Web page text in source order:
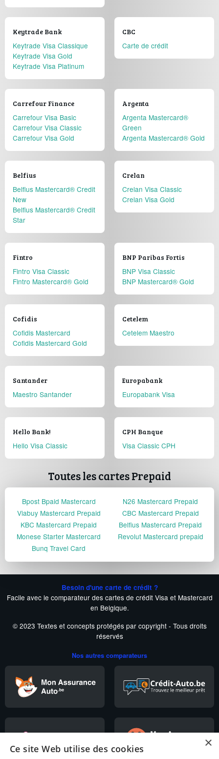
Keytrade Bank
Keytrade Visa Classique
Keytrade Visa Gold
Keytrade Visa Platinum
CBC
Carte de crédit
Carrefour Finance
Carrefour Visa Basic
Carrefour Visa Classic
Carrefour Visa Gold
Argenta
Argenta Mastercard®
Green
Argenta Mastercard® Gold
Belfius
Belfius Mastercard® Credit
New
Belfius Mastercard® Credit
Star
Crelan
Crelan Visa Classic
Crelan Visa Gold
Fintro
Fintro Visa Classic
Fintro Mastercard® Gold
BNP Paribas Fortis
BNP Visa Classic
BNP Mastercard® Gold
Cofidis
Cofidis Mastercard
Cofidis Mastercard Gold
Cetelem
Cetelem Maestro
Santander
Maestro Santander
Europabank
Europabank Visa
Hello Bank!
Hello Visa Classic
CPH Banque
Visa Classic CPH
Toutes les cartes Prepaid
Bpost Bpaid Mastercard
N26 Mastercard Prepaid
Viabuy Mastercard Prepaid
CBC Mastercard Prepaid
KBC Mastercard Prepaid
Belfius Mastercard Prepaid
Monese Starter Mastercard
Revolut Mastercard prepaid
Bunq Travel Card
Besoin d'une carte de crédit ?
Facile avec le comparateur des cartes de crédit Visa et Mastercard
en Belgique.
© 2023 Textes et concepts protégés par copyright - Tous droits
réservés
Nos autres comparateurs
×
Ce site Web utilise des cookies